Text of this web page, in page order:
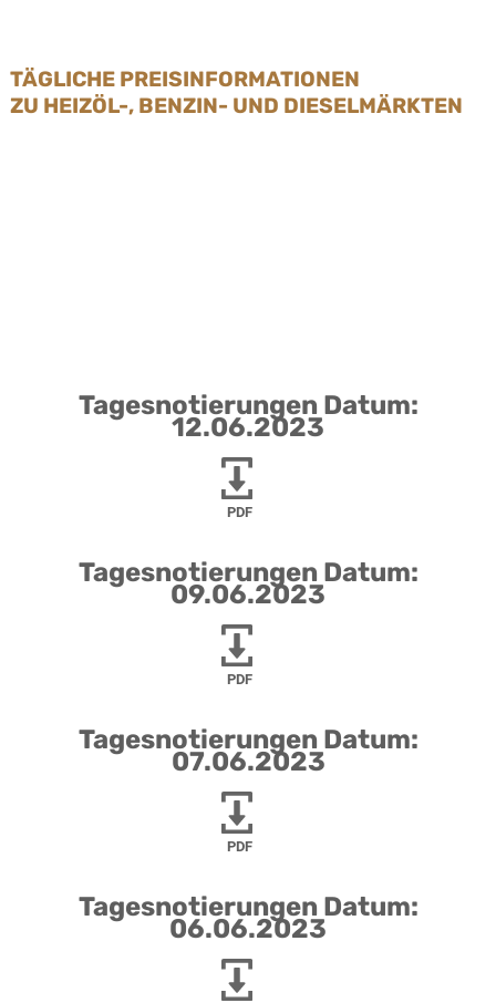
TÄGLICHE PREISINFORMATIONEN
ZU HEIZÖL-, BENZIN- UND DIESELMÄRKTEN
Tagesnotierungen Datum:
12.06.2023
PDF
Tagesnotierungen Datum:
09.06.2023
PDF
Tagesnotierungen Datum:
07.06.2023
PDF
Tagesnotierungen Datum:
06.06.2023